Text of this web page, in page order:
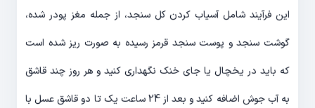
این فرآیند شامل آسیاب کردن کل سنجد، از جمله مغز پودر شده،
گوشت سنجد و پوست سنجد قرمز رسیده به صورت ریز شده است
که باید در یخچال یا جای خنک نگهداری کنید و هر روز چند قاشق
به آب جوش اضافه کنید و بعد از 24 ساعت یک تا دو قاشق عسل با